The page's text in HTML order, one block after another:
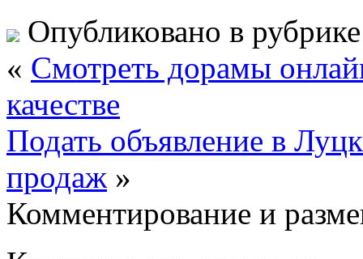
Опубликовано в
« Смотреть дорамы
качестве
Подать объявление в
продаж »
Комментирование и